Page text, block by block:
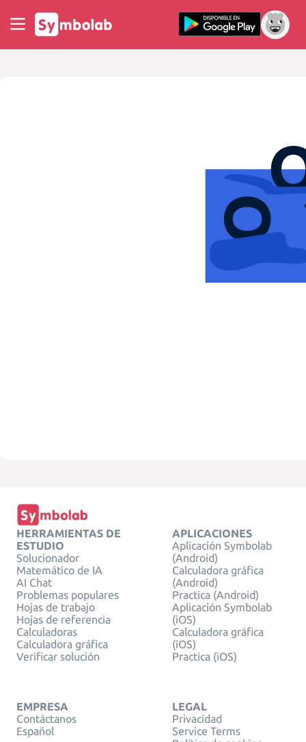
HERRAMIENTAS DE
ESTUDIO
Solucionador
Matemático de IA
AI Chat
Problemas populares
Hojas de trabajo
Hojas de referencia
Calculadoras
Calculadora gráfica
Verificar solución
APLICACIONES
Aplicación Symbolab
(Android)
Calculadora gráfica
(Android)
Practica (Android)
Aplicación Symbolab
(iOS)
Calculadora gráfica
(iOS)
Practica (iOS)
EMPRESA
Contáctanos
Español
LEGAL
Privacidad
Service Terms